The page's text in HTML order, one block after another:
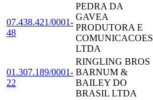
07.438.421/0001-
48
PEDRA DA
GAVEA
PRODUTORA E
COMUNICACOES
LTDA
01.307.189/0001-
22
RINGLING BROS
BARNUM &
BAILEY DO
BRASIL LTDA